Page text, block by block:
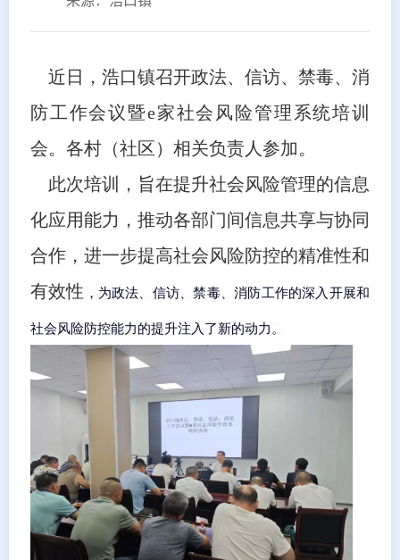
近日，浩口镇召开政法、信访、禁毒、消
防工作会议暨e家社会风险管理系统培训
会。各村（社区）相关负责人参加。
此次培训，旨在提升社会风险管理的信息
化应用能力，推动各部门间信息共享与协同
合作，进一步提高社会风险防控的精准性和
有效性 ，为政法、信访、禁毒、消防工作的深入开展和
社会风险防控能力的提升注入了新的动力。